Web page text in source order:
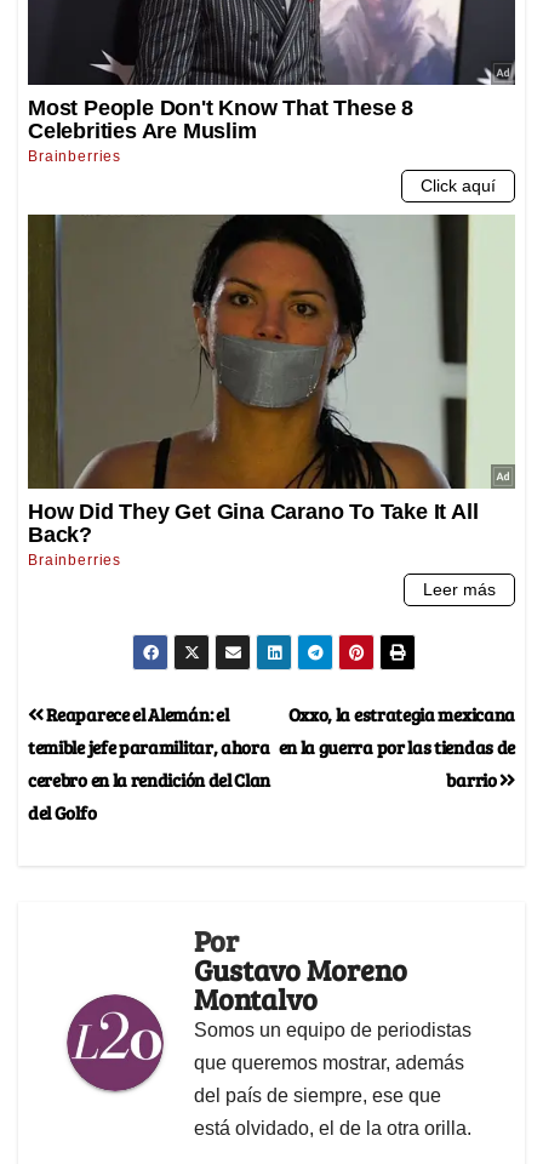
Oxxo, la estrategia mexicana
en la guerra por las tiendas de
barrio
Reaparece el Alemán: el
temible jefe paramilitar, ahora
cerebro en la rendición del Clan
del Golfo
Por
Gustavo Moreno
Montalvo
Somos un equipo de periodistas
que queremos mostrar, además
del país de siempre, ese que
está olvidado, el de la otra orilla.